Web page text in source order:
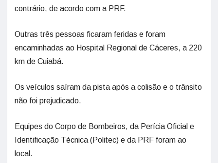
contrário, de acordo com a PRF.
Outras três pessoas ficaram feridas e foram
encaminhadas ao Hospital Regional de Cáceres, a 220
km de Cuiabá.
Os veículos saíram da pista após a colisão e o trânsito
não foi prejudicado.
Equipes do Corpo de Bombeiros, da Perícia Oficial e
Identificação Técnica (Politec) e da PRF foram ao
local.